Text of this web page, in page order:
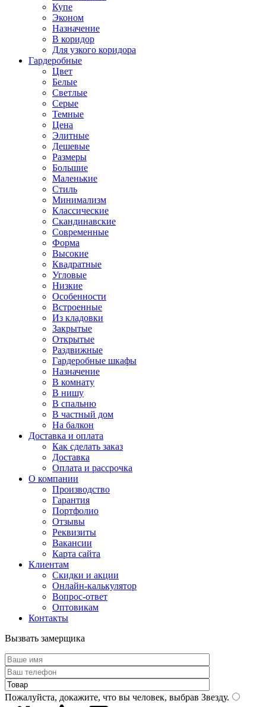
Купе
Эконом
Назначение
В коридор
Для узкого коридора
Гардеробные
Цвет
Белые
Светлые
Серые
Темные
Цена
Элитные
Дешевые
Размеры
Большие
Маленькие
Стиль
Минимализм
Классические
Скандинавские
Современные
Форма
Высокие
Квадратные
Угловые
Низкие
Особенности
Встроенные
Из кладовки
Закрытые
Открытые
Раздвижные
Гардеробные шкафы
Назначение
В комнату
В нишу
В спальню
В частный дом
На балкон
Доставка и оплата
Как сделать заказ
Доставка
Оплата и рассрочка
О компании
Производство
Гарантия
Портфолио
Отзывы
Реквизиты
Вакансии
Карта сайта
Клиентам
Скидки и акции
Онлайн-калькулятор
Вопрос-ответ
Оптовикам
Контакты
Вызвать замерщика
Пожалуйста, докажите, что вы человек, выбрав Звезду.